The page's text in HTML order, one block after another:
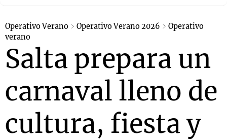
Operativo Verano Operativo Verano 2026
Operativo
verano
Salta prepara un
carnaval lleno de
cultura, fiesta y